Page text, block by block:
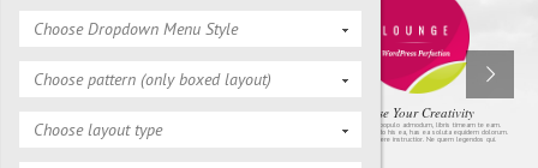
Eam ea duis populo admodum, libris timeam te eam.
Habemus vivendo his ea, has ea soluta equidem dolorum.
Quem appetere instructior. Ne quem legendos qui.
Release Your Creativity
Choose Dropdown Menu Style
Choose pattern (only boxed layout)
Choose layout type